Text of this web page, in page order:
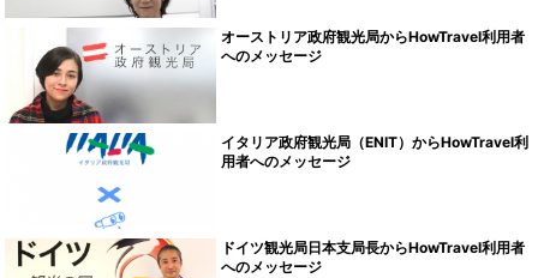
オーストリア政府観光局からHowTravel利用者
へのメッセージ
イタリア政府観光局（ENIT）からHowTravel利
用者へのメッセージ
ドイツ観光局日本支局長からHowTravel利用者
へのメッセージ